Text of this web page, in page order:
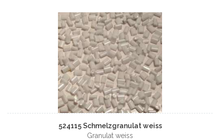
524115 Schmelzgranulat weiss
Granulat weiss